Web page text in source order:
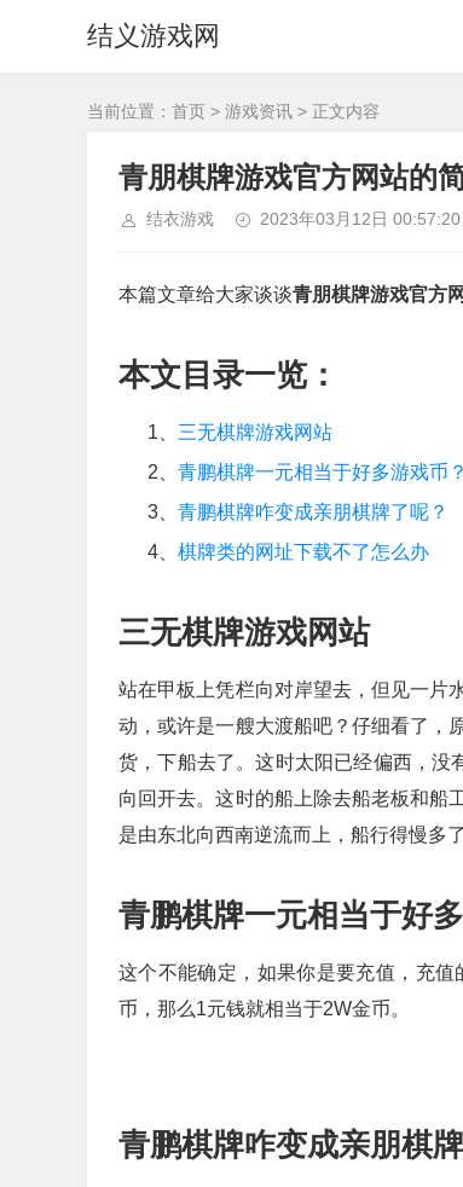
结义游戏网
当前位置： 首页 > 游戏资讯 > 正文内容
青朋棋牌游戏官方网站的
结衣游戏 2023年03月12日 00:57:20
本篇文章给大家谈谈青朋棋牌游戏官方
本文目录一览：
1、 三无棋牌游戏网站
2、 青鹏棋牌一元相当于好多游戏币？
3、 青鹏棋牌咋变成亲朋棋牌了呢？
4、 棋牌类的网址下载不了怎么办
三无棋牌游戏网站
站在甲板上凭栏向对岸望去，但见一片
动，或许是一艘大渡船吧？仔细看了，
货，下船去了。这时太阳已经偏西，没
向回开去。这时的船上除去船老板和船
是由东北向西南逆流而上，船行得慢多
青鹏棋牌一元相当于好
这个不能确定，如果你是要充值，充
币，那么1元钱就相当于2W金币。
青鹏棋牌咋变成亲朋棋